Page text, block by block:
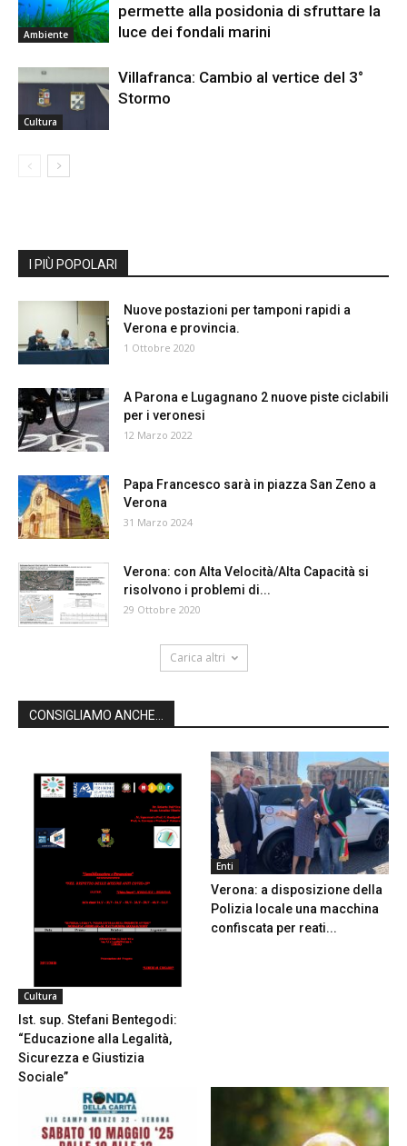
Ambiente
permette alla posidonia di sfruttare la
luce dei fondali marini
Cultura
Villafranca: Cambio al vertice del 3°
Stormo
I PIÙ POPOLARI
Nuove postazioni per tamponi rapidi a
Verona e provincia.
1 Ottobre 2020
A Parona e Lugagnano 2 nuove piste ciclabili
per i veronesi
12 Marzo 2022
Papa Francesco sarà in piazza San Zeno a
Verona
31 Marzo 2024
Verona: con Alta Velocità/Alta Capacità si
risolvono i problemi di...
29 Ottobre 2020
Carica altri
CONSIGLIAMO ANCHE...
Cultura
Ist. sup. Stefani Bentegodi:
“Educazione alla Legalità,
Sicurezza e Giustizia
Sociale”
Enti
Verona: a disposizione della
Polizia locale una macchina
confiscata per reati...